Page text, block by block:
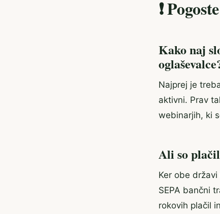
❗
Kako naj
Najprej je
aktivni. Prav
webinarjih, ki
Ali so
Ker obe
SEPA bančni
rokovih plačil